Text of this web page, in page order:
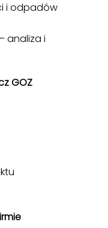
i odpadów
analiza i
GOZ